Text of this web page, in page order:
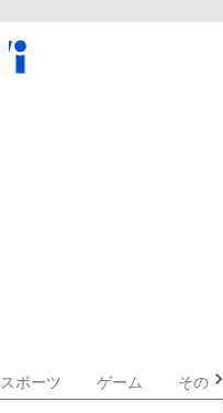
スポーツ ゲーム その他